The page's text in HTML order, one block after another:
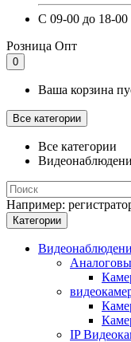
С 09-00 до 18-00
Розница Опт
0
Ваша корзина
Все категории
Все категории
Например:
Категории
IP